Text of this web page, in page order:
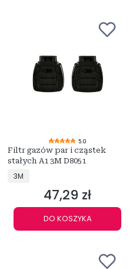
5.0
Filtr gazów par i cząstek
stałych A1 3M D8051
PRODUCENT
3M
Cena
47,29 zł
DO KOSZYKA